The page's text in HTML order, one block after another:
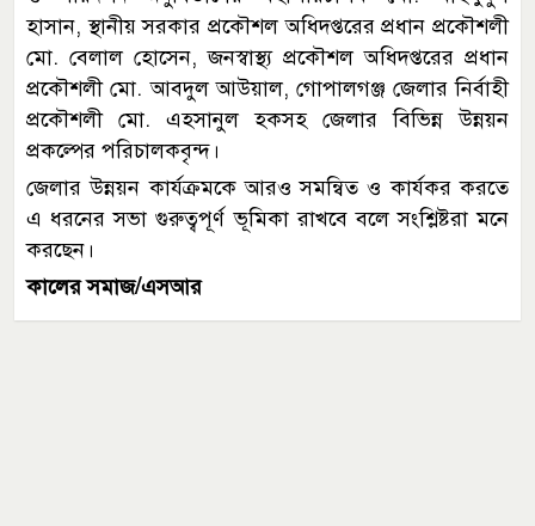
হাসান, স্থানীয় সরকার প্রকৌশল অধিদপ্তরের প্রধান প্রকৌশলী
মো. বেলাল হোসেন, জনস্বাস্থ্য প্রকৌশল অধিদপ্তরের প্রধান
প্রকৌশলী মো. আবদুল আউয়াল, গোপালগঞ্জ জেলার নির্বাহী
প্রকৌশলী মো. এহসানুল হকসহ জেলার বিভিন্ন উন্নয়ন
প্রকল্পের পরিচালকবৃন্দ।
জেলার উন্নয়ন কার্যক্রমকে আরও সমন্বিত ও কার্যকর করতে
এ ধরনের সভা গুরুত্বপূর্ণ ভূমিকা রাখবে বলে সংশ্লিষ্টরা মনে
করছেন।
কালের সমাজ/এসআর